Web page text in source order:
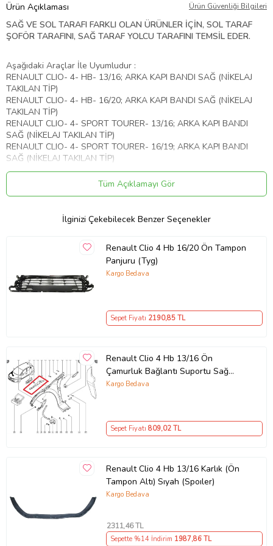
Ürün Açıklaması Ürün Güvenliği Bilgileri
SAĞ VE SOL TARAFI FARKLI OLAN ÜRÜNLER İÇİN, SOL TARAF
ŞOFÖR TARAFINI, SAĞ TARAF YOLCU TARAFINI TEMSİL EDER.
Aşağıdaki Araçlar İle Uyumludur :
RENAULT CLIO- 4- HB- 13/16; ARKA KAPI BANDI SAĞ (NİKELAJ
TAKILAN TİP)
RENAULT CLIO- 4- HB- 16/20; ARKA KAPI BANDI SAĞ (NİKELAJ
TAKILAN TİP)
RENAULT CLIO- 4- SPORT TOURER- 13/16; ARKA KAPI BANDI
SAĞ (NİKELAJ TAKILAN TİP)
RENAULT CLIO- 4- SPORT TOURER- 16/19; ARKA KAPI BANDI
SAĞ (NİKELAJ TAKILAN TİP)
Ürün Kodu:kcm55143193
Tüm Açıklamayı Gör
İlginizi Çekebilecek Benzer Seçenekler
Renault Clio 4 Hb 16/20 Ön Tampon
Panjuru (Tyg)
Kargo Bedava
Sepet Fiyatı 2190,85 TL
Renault Clio 4 Hb 13/16 Ön
Çamurluk Bağlantı Suportu Sağ
(Orta Kısım) (Sac) (Eagle Body)
Kargo Bedava
Sepet Fiyatı 809,02 TL
Renault Clio 4 Hb 13/16 Karlık (Ön
Tampon Altı) Sıyah (Spoıler)
Kargo Bedava
2311,46 TL
Sepette %14 İndirim 1987,86 TL